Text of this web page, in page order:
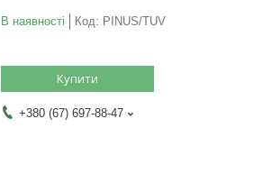
В наявності Код: PINUS/TUV
Купити
+380 (67) 697-88-47